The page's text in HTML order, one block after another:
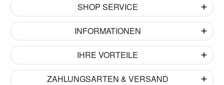
SHOP SERVICE
INFORMATIONEN
IHRE VORTEILE
ZAHLUNGSARTEN & VERSAND